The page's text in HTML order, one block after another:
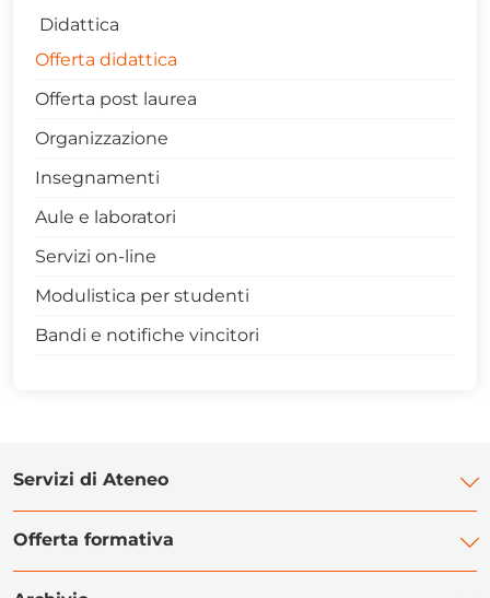
Didattica
Offerta didattica
Offerta post laurea
Organizzazione
Insegnamenti
Aule e laboratori
Servizi on-line
Modulistica per studenti
Bandi e notifiche vincitori
Servizi di Ateneo
Biblioteca di Ateneo
Centro Linguistico di Ateneo
Offerta formativa